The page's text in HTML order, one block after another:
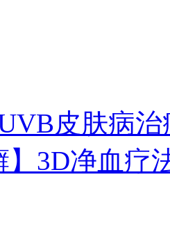
皮肤病治
】3D净血疗